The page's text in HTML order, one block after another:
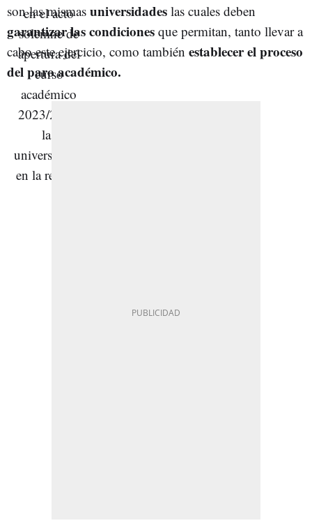
son las mismas universidades las cuales deben
garantizar las condiciones que permitan, tanto llevar a
cabo este ejercicio, como también establecer el proceso
del paro académico.